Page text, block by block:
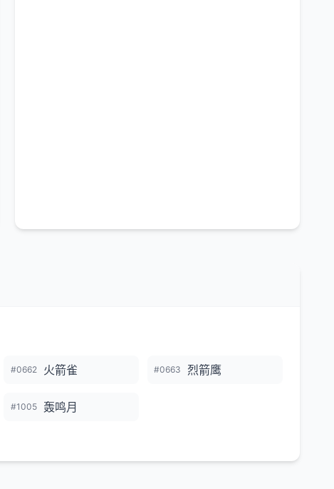
#0662 火箭雀 #0663 烈箭鹰
#1005 轰鸣月